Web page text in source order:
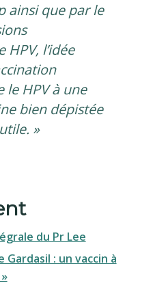
ainsi que par le
HPV, l’idée
le HPV à une
bien dépistée
»
du Pr Lee
Gardasil : un vaccin à